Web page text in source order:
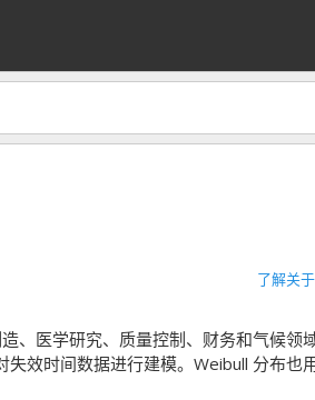
了解关
、医学研究、质量控制、财务和气候领
效时间数据进行建模。Weibull 分布也